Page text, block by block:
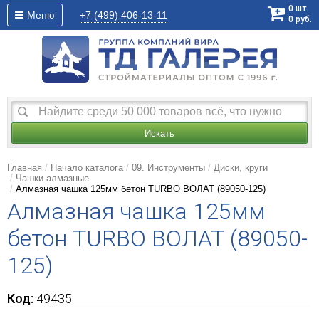
Меню +7 (499) 406-13-11
0 шт.
0 руб.
Искать
Главная Начало каталога 09. Инструменты
Диски, круги
Чашки алмазные
Алмазная чашка 125мм бетон TURBO ВОЛАТ (89050-125)
Алмазная чашка 125мм
бетон TURBO ВОЛАТ (89050-
125)
Код: 49435